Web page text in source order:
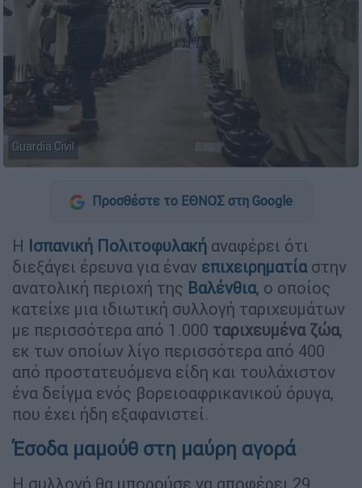
Guardia Civil
Προσθέστε το ΕΘΝΟΣ στη Google
Η Ισπανική Πολιτοφυλακή αναφέρει ότι
διεξάγει έρευνα για έναν επιχειρηματία στην
ανατολική περιοχή της Βαλένθια, ο οποίος
κατείχε μια ιδιωτική συλλογή ταριχευμάτων
με περισσότερα από 1.000 ταριχευμένα ζώα,
εκ των οποίων λίγο περισσότερα από 400
από προστατευόμενα είδη και τουλάχιστον
ένα δείγμα ενός βορειοαφρικανικού όρυγα,
που έχει ήδη εξαφανιστεί.
Έσοδα μαμούθ στη μαύρη αγορά
Η συλλογή θα μπορούσε να αποφέρει 29